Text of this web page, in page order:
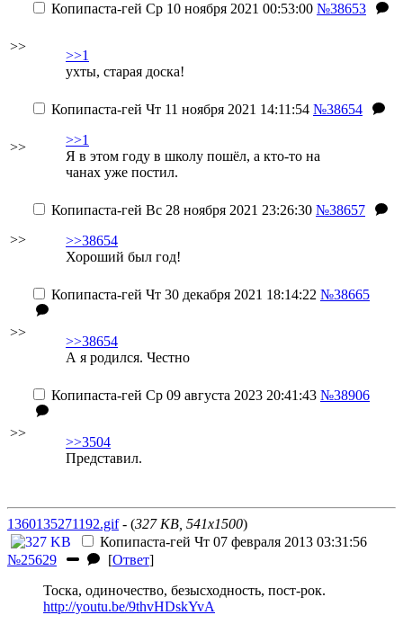
>>
Копипаста-гей Ср 10 ноября 2021 00:53:00 №38653
>>1
ухты, старая доска!
>>
Копипаста-гей Чт 11 ноября 2021 14:11:54 №38654
>>1
Я в этом году в школу пошёл, а кто-то на
чанах уже постил.
>>
Копипаста-гей Вс 28 ноября 2021 23:26:30 №38657
>>38654
Хороший был год!
>>
Копипаста-гей Чт 30 декабря 2021 18:14:22 №38665
>>38654
А я родился. Честно
>>
Копипаста-гей Ср 09 августа 2023 20:41:43 №38906
>>3504
Представил.
1360135271192.gif- (327 KB, 541x1500)
Копипаста-гей Чт 07 февраля 2013 03:31:56
№25629
[Ответ]
Тоска, одиночество, безысходность, пост-рок.
http://youtu.be/9thvHDskYvA